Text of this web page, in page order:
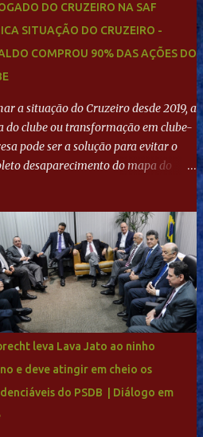
DO CRUZEIRO NA SAF
SITUAÇÃO DO CRUZEIRO -
COMPROU 90% DAS AÇÕES DO
a situação do Cruzeiro desde 2019, a
do clube ou transformação em clube-
pode ser a solução para evitar o
desaparecimento do mapa do
agora seja mercantil. Segundo
da Itatiaia, Fenômeno comprou
ações por R$ 400 milhões. Aporte
para pagamento de
emergenciais e investimentos no
de futebol. O projeto
para a recuperação do
sendo solidário à dívida de R$ 1
a partir de agora, mais o peso que o
tem no mundo do futebol, além
leva Lava Jato ao ninho
e deve atingir em cheio os
do PSDB | Diálogo em